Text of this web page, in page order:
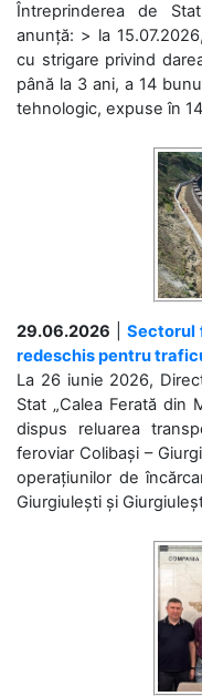
Întreprinderea de
anunță: > la
cu strigare privind
până la 3 ani, a 14
tehnologic, expuse în
29.06.2026
Sectorul
redeschis pentru
La 26 iunie 2026,
Stat „Calea Ferată din
dispus reluarea
feroviar Colibași –
operațiunilor de
Giurgiulești și